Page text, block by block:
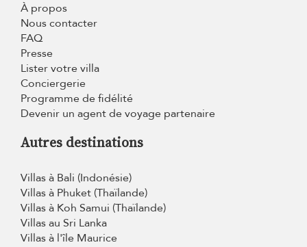
À propos
Nous contacter
FAQ
Presse
Lister votre villa
Conciergerie
Programme de fidélité
Devenir un agent de voyage partenaire
Autres destinations
Villas à Bali (Indonésie)
Villas à Phuket (Thaïlande)
Villas à Koh Samui (Thaïlande)
Villas au Sri Lanka
Villas à l'île Maurice